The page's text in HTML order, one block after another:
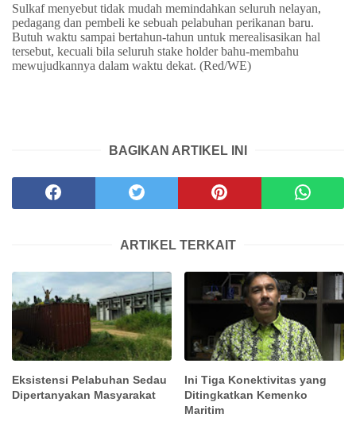
Sulkaf menyebut tidak mudah memindahkan seluruh nelayan,
pedagang dan pembeli ke sebuah pelabuhan perikanan baru.
Butuh waktu sampai bertahun-tahun untuk merealisasikan hal
tersebut, kecuali bila seluruh stake holder bahu-membahu
mewujudkannya dalam waktu dekat. (Red/WE)
BAGIKAN ARTIKEL INI
ARTIKEL TERKAIT
Eksistensi Pelabuhan Sedau
Dipertanyakan Masyarakat
Ini Tiga Konektivitas yang
Ditingkatkan Kemenko
Maritim